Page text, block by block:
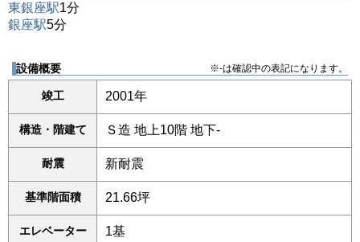
東銀座駅1分
銀座駅5分
設備概要 ※-は確認中の表記になります。
竣工 2001年
構造・階建て Ｓ造 地上10階 地下-
耐震 新耐震
基準階面積 21.66坪
エレベーター 1基